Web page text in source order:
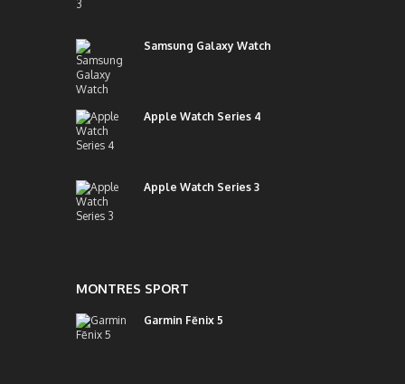
Samsung Galaxy Watch
Apple Watch Series 4
Apple Watch Series 3
MONTRES SPORT
Garmin Fēnix 5